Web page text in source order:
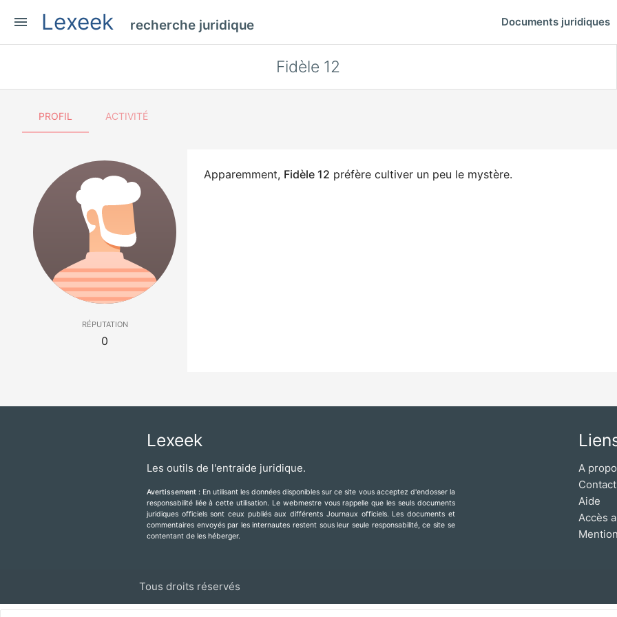
menu Lexeek recherche juridique Documents juridiques
Fidèle 12
PROFIL ACTIVITÉ
réputation
0
Apparemment, Fidèle 12 préfère cultiver un peu le mystère.
Lexeek
Les outils de l'entraide juridique.
Avertissement : En utilisant les données disponibles sur ce site vous acceptez d'endosser la
responsabilité liée à cette utilisation. Le webmestre vous rappelle que les seuls documents
juridiques officiels sont ceux publiés aux différents Journaux officiels. Les documents et
commentaires envoyés par les internautes restent sous leur seule responsabilité, ce site se
contentant de les héberger.
A
Contact
Aide
Accès
Tous droits réservés